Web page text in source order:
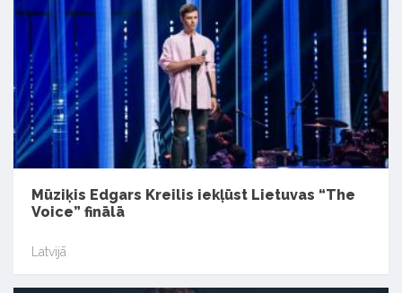
Mūziķis Edgars Kreilis iekļūst Lietuvas “The
Voice” finālā
Latvijā